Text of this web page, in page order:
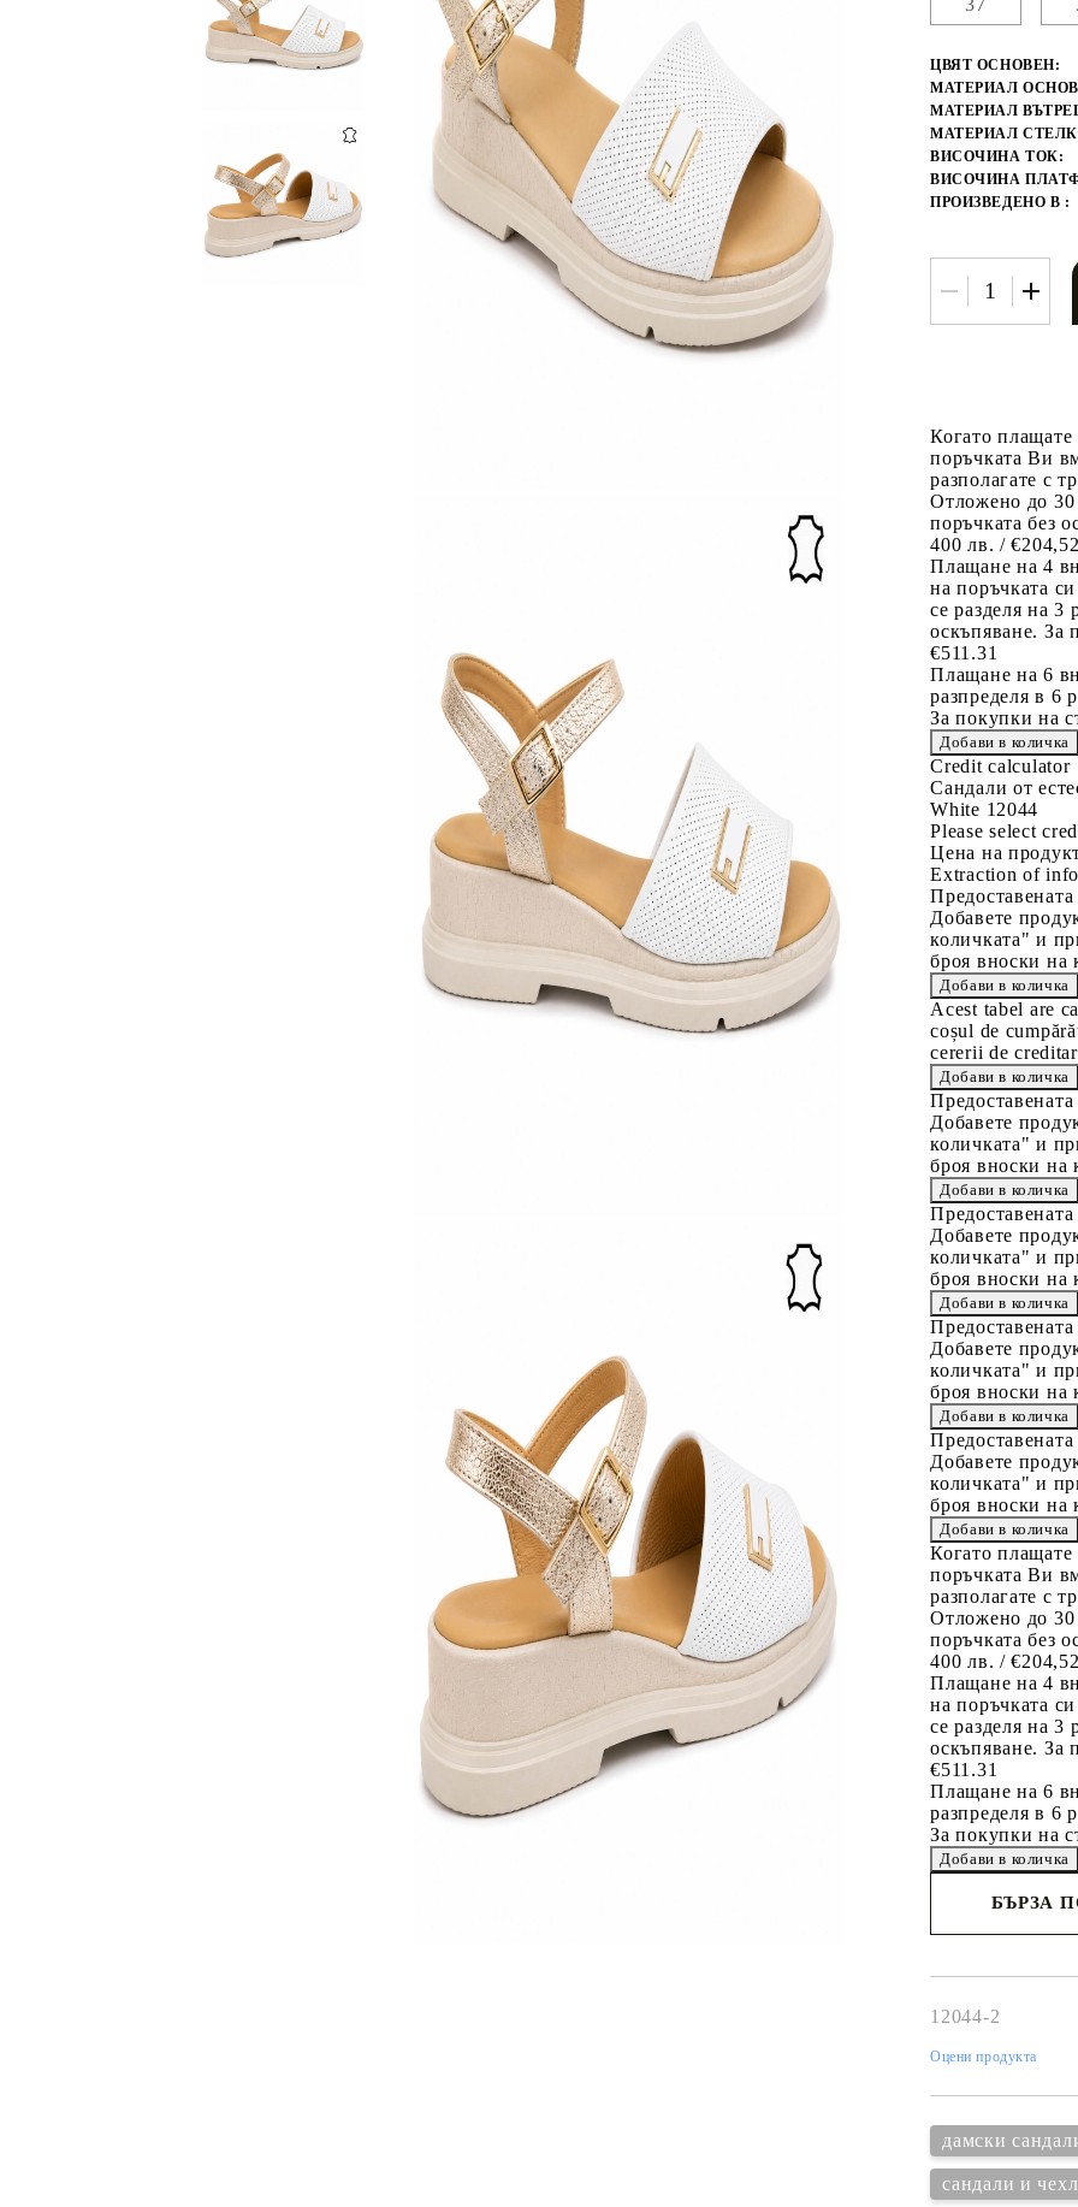
Домашни чехли
37
ЦВЯТ ОСНОВЕН:
МАТЕРИАЛ
МАТЕРИАЛ
МАТЕРИАЛ
ВИСОЧИНА ТОК:
ВИСОЧИНА
ПРОИЗВЕДЕНО В :
Когато
поръчката Ви
разполагате с
Отложено до 30
поръчката без
400 лв. / €204,52
Плащане на 4
на поръчката
се разделя на 3
оскъпяване. За
€511.31
Плащане на 6
разпределя в 6
За покупки на
Credit calculator
Сандали от
White 12044
Please select
Цена на
Extraction of
Добавете
количката" и
броя вноски на
Acest tabel are
coșul de
cererii de
Добавете
количката" и
броя вноски на
Добавете
количката" и
броя вноски на
Добавете
количката" и
броя вноски на
Добавете
количката" и
броя вноски на
Когато
поръчката Ви
разполагате с
Отложено до 30
поръчката без
400 лв. / €204,52
Плащане на 4
на поръчката
се разделя на 3
оскъпяване. За
€511.31
Плащане на 6
разпределя в 6
За покупки на
БЪРЗА
рамките на
12044-2
Оцени продукта
дамски
сандали и